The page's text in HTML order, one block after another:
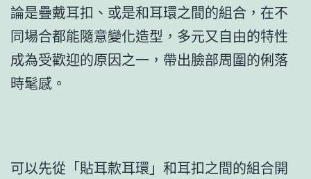
論是疊戴耳扣、或是和耳環之間的組合，在不
同場合都能隨意變化造型，多元又自由的特性
成為受歡迎的原因之一，帶出臉部周圍的俐落
時髦感。
可以先從「貼耳款耳環」和耳扣之間的組合開